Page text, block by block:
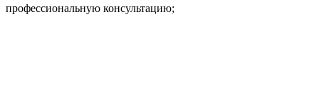
профессиональную консультацию;